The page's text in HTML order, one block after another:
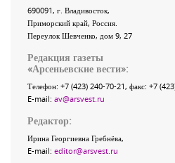
690091, г. Владивосток,
Приморский край, Россия
Переулок Шевченко, дом 9, 27
Редакция газеты
«Арсеньевские вести»:
Телефон: +7 (423) 240-70-21, факс: +7
E-mail: av@arsvest.ru
Редактор:
Ирина Георгиевна Гребнёва,
E-mail: editor@arsvest.ru